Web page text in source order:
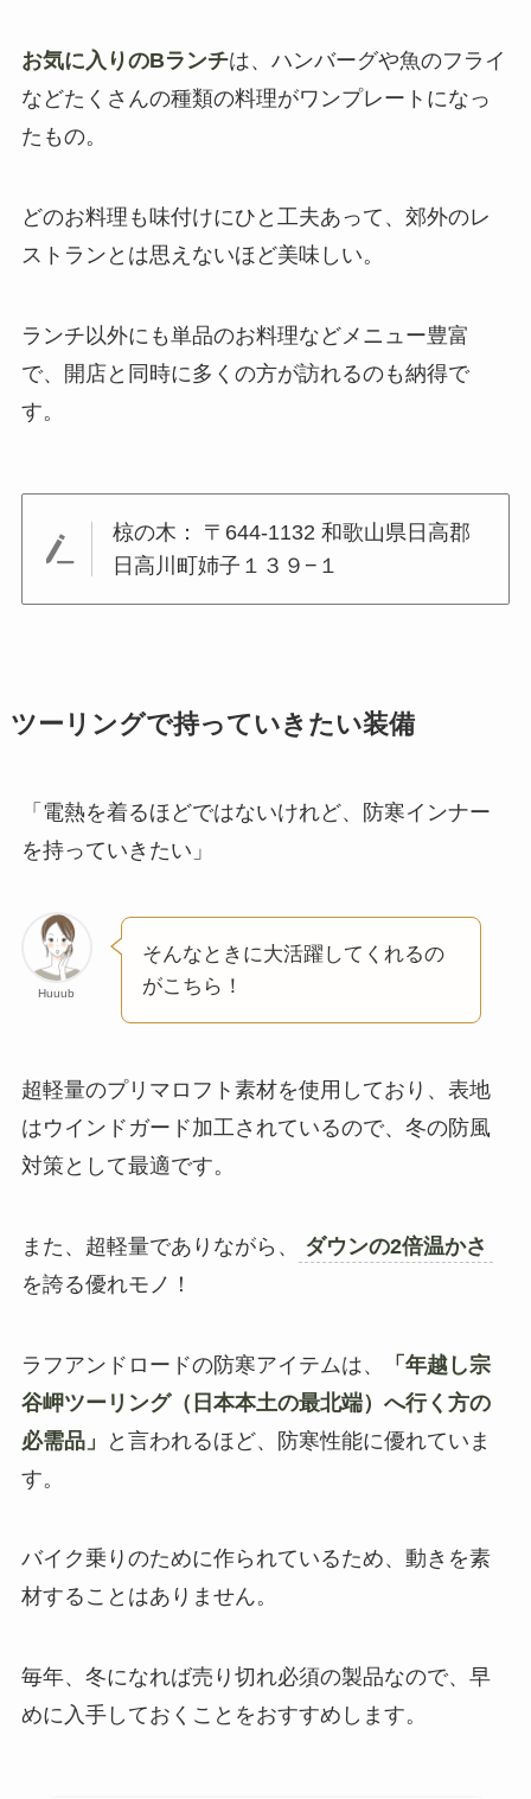
お気に入りのBランチは、ハンバーグや魚のフライ
などたくさんの種類の料理がワンプレートになっ
たもの。
どのお料理も味付けにひと工夫あって、郊外のレ
ストランとは思えないほど美味しい。
ランチ以外にも単品のお料理などメニュー豊富
で、開店と同時に多くの方が訪れるのも納得で
す。
椋の木： 〒644-1132 和歌山県日高郡
日高川町姉子１３９−１
ツーリングで持っていきたい装備
「電熱を着るほどではないけれど、防寒インナー
を持っていきたい」
Huuub
そんなときに大活躍してくれるの
がこちら！
超軽量のプリマロフト素材を使用しており、表地
はウインドガード加工されているので、冬の防風
対策として最適です。
また、超軽量でありながら、
ダウンの2倍温かさ
を誇る優れモノ！
ラフアンドロードの防寒アイテムは、
「年越し宗
谷岬ツーリング（日本本土の最北端）へ行く方の
必需品」
と言われるほど、防寒性能に優れていま
す。
バイク乗りのために作られているため、動きを素
材することはありません。
毎年、冬になれば売り切れ必須の製品なので、早
めに入手しておくことをおすすめします。